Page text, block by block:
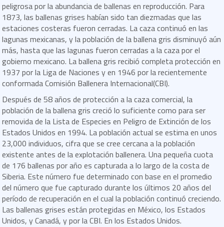
peligrosa por la abundancia de ballenas en reproducción. Para
1873, las ballenas grises habían sido tan diezmadas que las
estaciones costeras fueron cerradas. La caza continuó en las
lagunas mexicanas, y la población de la ballena gris disminuyó aún
más, hasta que las lagunas fueron cerradas a la caza por el
gobierno mexicano. La ballena gris recibió completa protección en
1937 por la Liga de Naciones y en 1946 por la recientemente
conformada Comisión Ballenera Internacional(CBI).
Después de 58 años de protección a la caza comercial, la
población de la ballena gris creció lo suficiente como para ser
removida de la Lista de Especies en Peligro de Extinción de los
Estados Unidos en 1994. La población actual se estima en unos
23,000 individuos, cifra que se cree cercana a la población
existente antes de la explotación ballenera. Una pequeña cuota
de 176 ballenas por año es capturada a lo largo de la costa de
Siberia. Este número fue determinado con base en el promedio
del número que fue capturado durante los últimos 20 años del
período de recuperación en el cual la población continuó creciendo.
Las ballenas grises están protegidas en México, los Estados
Unidos, y Canadá, y por la CBI. En los Estados Unidos.